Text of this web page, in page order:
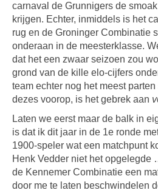
carnaval de Grunnigers de
krijgen. Echter, inmiddels is het
rug en de Groninger Combinatie
onderaan in de meesterklasse.
dat het een zwaar seizoen zou
grond van de kille elo-cijfers
team echter nog het meest
dezes voorop, is het gebrek aan
Laten we eerst maar de balk in
is dat ik dit jaar in de 1e ronde
1900-speler wat een matchpunt
Henk Vedder niet het opgelegde
de Kennemer Combinatie een
door me te laten beschwindelen